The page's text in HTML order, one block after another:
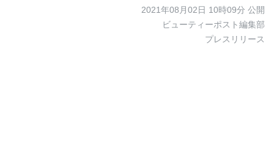
2021年08月02日 10時09分 公開
ビューティーポスト編集部
プレスリリース